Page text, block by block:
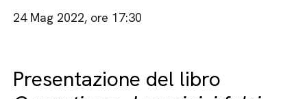
24 Mag 2022, ore 17:30
Presentazione del libro